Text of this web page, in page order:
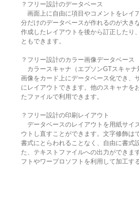
？フリー設計のデータベース
画面上に自由に項目やコメントをレイ
分だけのデータベースが作れるのが大き
作成したレイアウトを後から訂正したり
ともできます。
？フリー設計のカラー画像データベース
カラースキャナ（エプソンGTスキャナ
画像をカード上にデータベース化でき、
にレイアウトできます。他のスキャナを
たファイルで利用できます。
？フリー設計の印刷レイアウト
データベースのレイアウトを用紙サイ
ウトし直すことができます。文字修飾は
書式にとらわれることなく、自由に書式
た、テキストファイルへの出力ができま
フトやワープロソフトを利用して加工す